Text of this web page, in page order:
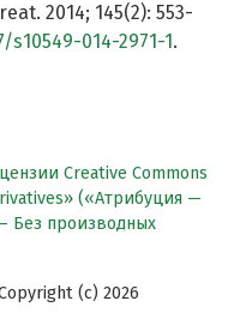
2014; 145(2): 553-
014-2971-1 .
Creative Commons
(«Атрибуция —
Без производных
(c) 2026